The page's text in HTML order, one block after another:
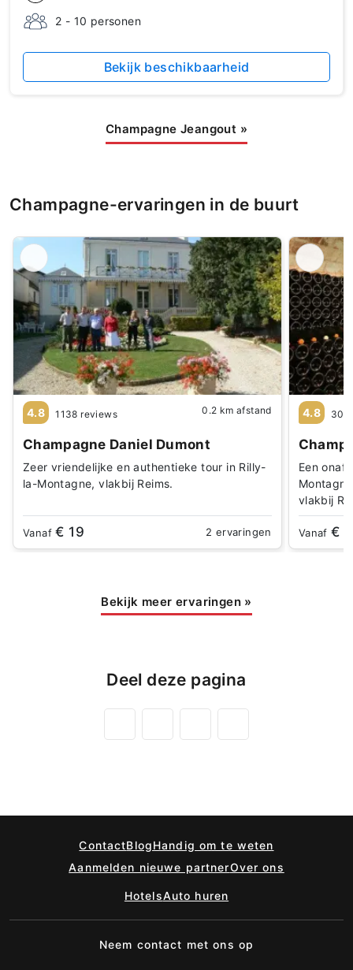
2 - 10 personen
Bekijk beschikbaarheid
Champagne Jeangout »
Champagne-ervaringen in de buurt
4.8 1138 reviews 0.2 km afstand
Champagne Daniel Dumont
Zeer vriendelijke en authentieke tour in Rilly-
la-Montagne, vlakbij Reims.
Vanaf€ 19 2 ervaringen
4.8 30
Een
vlakbij
Vanaf€
Bekijk meer ervaringen »
Deel deze pagina
ContactBlogHandig om te weten
Aanmelden nieuwe partnerOver ons
HotelsAuto huren
Neem contact met ons op